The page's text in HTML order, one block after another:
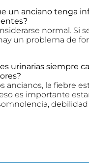
un anciano tenga
normal. Si
un problema de
urinarias siempre
ancianos, la fiebre
es importante